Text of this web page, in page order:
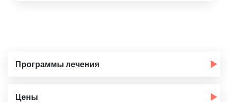
Программы лечения
Цены